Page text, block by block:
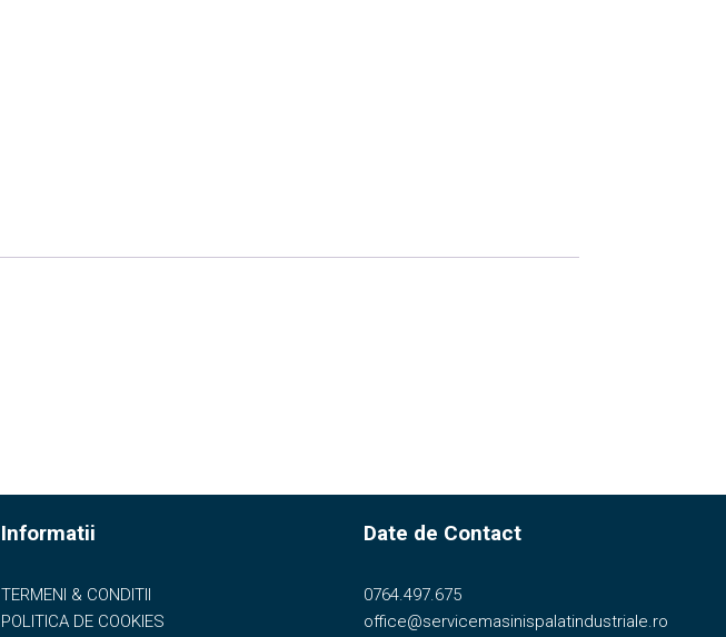
Informatii
TERMENI & CONDITII
POLITICA DE COOKIES
Date de Contact
0764.497.675
office@servicemasinispalatindustriale.ro